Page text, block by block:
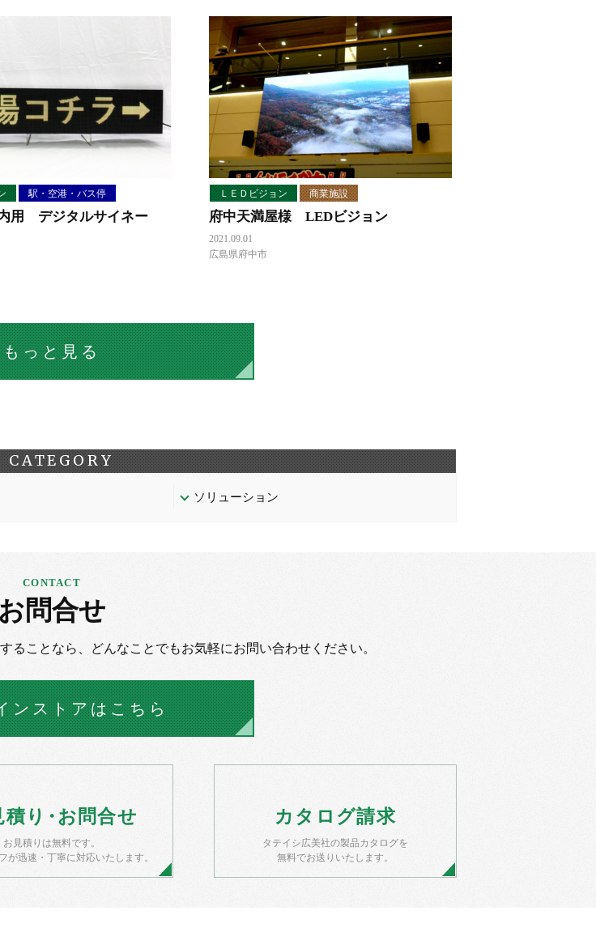
駅・空港・バス停
用 デジタルサイネー
ＬＥＤビジョン 商業施設
府中天満屋様 LEDビジョン
2021.09.01
広島県府中市
もっと見る
CATEGORY
ソリューション
お問合せ
ることなら、 どんなことでもお気軽にお問い合わせください。
ンストアはこちら
積り・ お 問合せ
お見積りは無料です。
が迅速・丁寧に対応いたします。
カタログ請求
タテイシ広美社の製品カタログを
無料でお送りいたします。